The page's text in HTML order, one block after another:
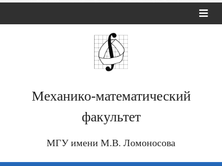
Механико-математический
факультет
МГУ имени М.В. Ломоносова